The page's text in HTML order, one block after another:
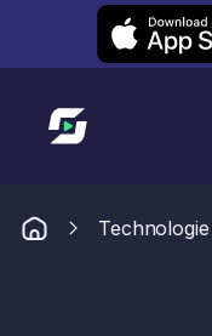
Leexi on iOS
Link zur Startseite
Technologie